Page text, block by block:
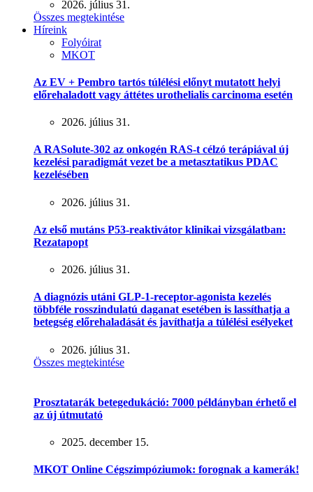
2026. július 31.
Összes megtekintése
Híreink
Folyóirat
MKOT
Az EV + Pembro tartós túlélési előnyt mutatott helyi
előrehaladott vagy áttétes urothelialis carcinoma esetén
2026. július 31.
A RASolute-302 az onkogén RAS-t célzó terápiával új
kezelési paradigmát vezet be a metasztatikus PDAC
kezelésében
2026. július 31.
Az első mutáns P53-reaktivátor klinikai vizsgálatban:
Rezatapopt
2026. július 31.
A diagnózis utáni GLP-1-receptor-agonista kezelés
többféle rosszindulatú daganat esetében is lassíthatja a
betegség előrehaladását és javíthatja a túlélési esélyeket
2026. július 31.
Összes megtekintése
Prosztatarák betegedukáció: 7000 példányban érhető el
az új útmutató
2025. december 15.
MKOT Online Cégszimpóziumok: forognak a kamerák!